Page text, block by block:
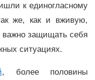
к единогласному
же, как и вживую,
защищать себя
ситуациях.
, более половины